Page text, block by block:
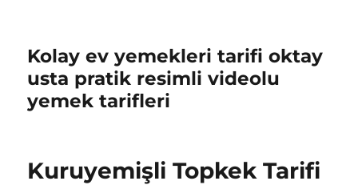
Kolay ev yemekleri tarifi oktay
usta pratik resimli videolu
yemek tarifleri
Kuruyemişli Topkek Tarifi